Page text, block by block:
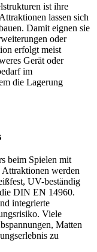
ist ihre
lassen sich
Damit eignen sie
oder
erfolgt meist
Gerät oder
im
die Lagerung
beim Spielen mit
werden
UV-beständig
DIN EN 14960.
integrierte
Viele
Matten
zu